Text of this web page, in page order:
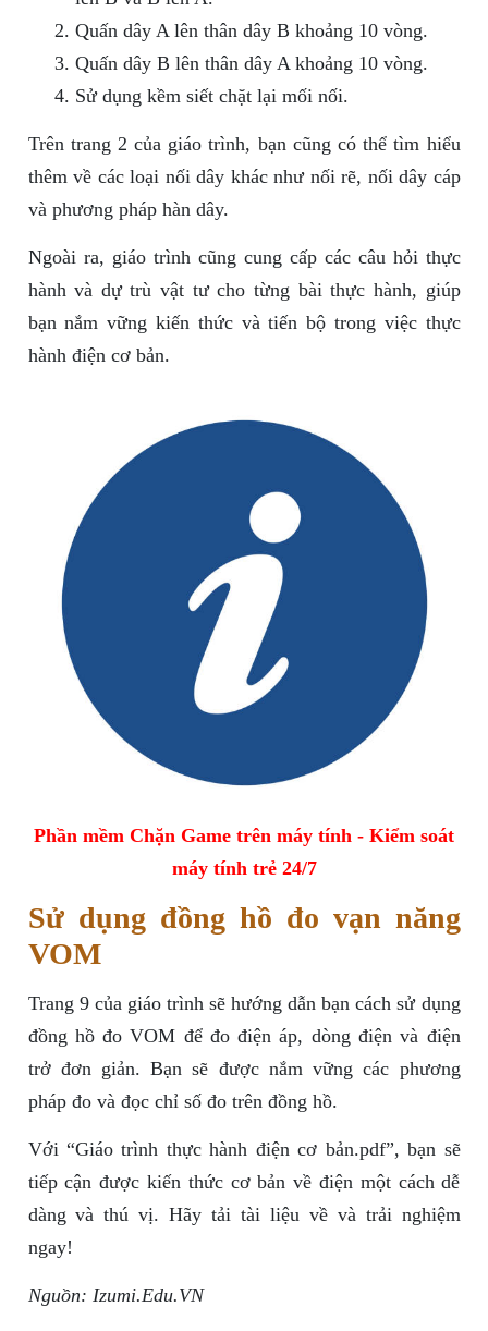
Quấn dây A lên thân dây B khoảng 10 vòng.
Quấn dây B lên thân dây A khoảng 10 vòng.
Sử dụng kềm siết chặt lại mối nối.
Trên trang 2 của giáo trình, bạn cũng có thể tìm hiểu
thêm về các loại nối dây khác như nối rẽ, nối dây cáp
và phương pháp hàn dây.
Ngoài ra, giáo trình cũng cung cấp các câu hỏi thực
hành và dự trù vật tư cho từng bài thực hành, giúp
bạn nắm vững kiến thức và tiến bộ trong việc thực
hành điện cơ bản.
Phần mềm Chặn Game trên máy tính - Kiểm soát
máy tính trẻ 24/7
Sử dụng đồng hồ đo vạn năng
VOM
Trang 9 của giáo trình sẽ hướng dẫn bạn cách sử dụng
đồng hồ đo VOM để đo điện áp, dòng điện và điện
trở đơn giản. Bạn sẽ được nắm vững các phương
pháp đo và đọc chỉ số đo trên đồng hồ.
Với “Giáo trình thực hành điện cơ bản.pdf”, bạn sẽ
tiếp cận được kiến thức cơ bản về điện một cách dễ
dàng và thú vị. Hãy tải tài liệu về và trải nghiệm
ngay!
Nguồn: Izumi.Edu.VN